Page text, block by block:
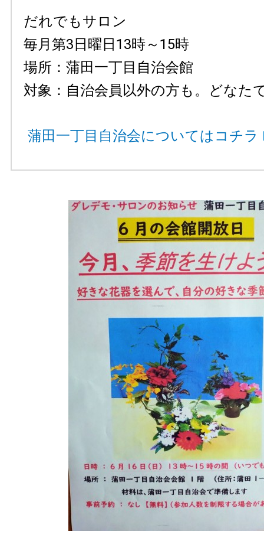
だれでもサロン
毎月第3日曜日13時～15時
場所：蒲田一丁目自治会館
対象：自治会員以外の方も。どなた
蒲田一丁目自治会についてはコチラ